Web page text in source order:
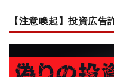
【注意喚起】投資広告